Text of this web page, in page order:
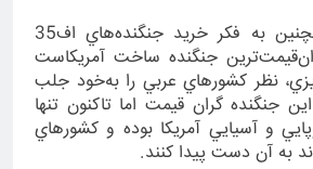
كشورهاي عربي همچنين به فكر خريد جنگنده‌هاي اف35
اف35 گران‌قيمت‌ترين جنگنده ساخت آمريكاست
نظر كشورهاي عربي را به‌خود جلب
جنگنده گران قيمت اما تاكنون تنها
و آسيايي آمريكا بوده و كشورهاي
به آن دست پيدا كنند.